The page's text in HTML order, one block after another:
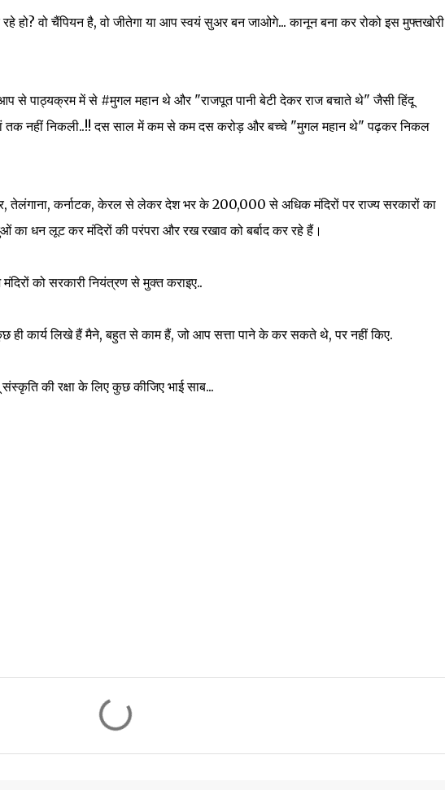
हो? वो चैंपियन है, वो जीतेगा या आप स्वयं सुअर बन जाओगे... कानून बना कर रोको इस मुफ्तखोरी
से पाठ्यक्रम में से #मुगल महान थे और "राजपूत पानी बेटी देकर राज बचाते थे" जैसी हिंदू
तक नहीं निकली..!! दस साल में कम से कम दस करोड़ और बच्चे "मुगल महान थे" पढ़कर निकल
तेलंगाना, कर्नाटक, केरल से लेकर देश भर के 200,000 से अधिक मंदिरों पर राज्य सरकारों का
का धन लूट कर मंदिरों की परंपरा और रख रखाव को बर्बाद कर रहे हैं।
को सरकारी नियंत्रण से मुक्त कराइए..
कार्य लिखे हैं मैने, बहुत से काम हैं, जो आप सत्ता पाने के कर सकते थे, पर नहीं किए.
की रक्षा के लिए कुछ कीजिए भाई साब...